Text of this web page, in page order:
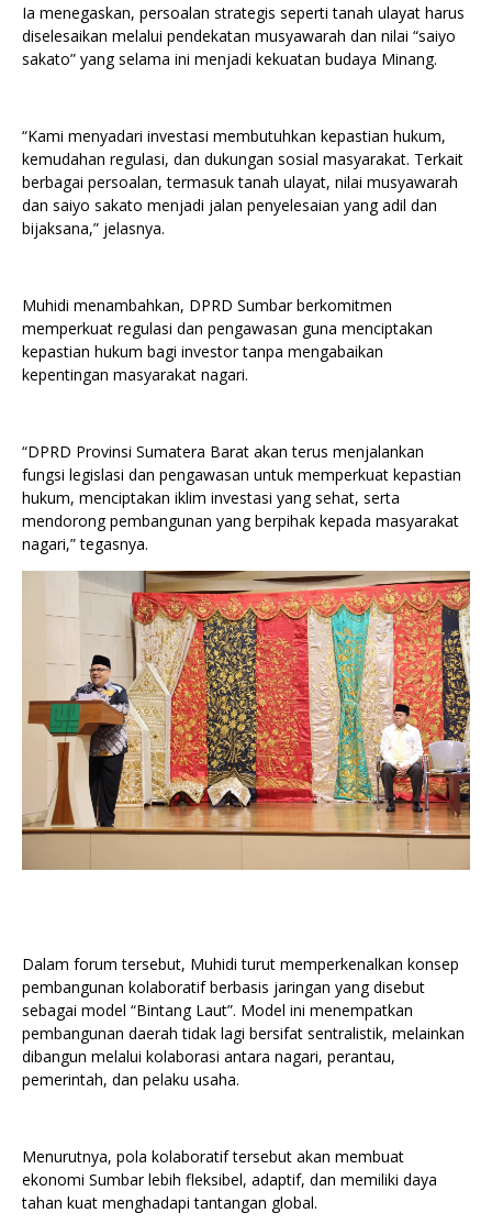
Ia menegaskan, persoalan strategis seperti tanah ulayat harus
diselesaikan melalui pendekatan musyawarah dan nilai “saiyo
sakato” yang selama ini menjadi kekuatan budaya Minang.
“Kami menyadari investasi membutuhkan kepastian hukum,
kemudahan regulasi, dan dukungan sosial masyarakat. Terkait
berbagai persoalan, termasuk tanah ulayat, nilai musyawarah
dan saiyo sakato menjadi jalan penyelesaian yang adil dan
bijaksana,” jelasnya.
Muhidi menambahkan, DPRD Sumbar berkomitmen
memperkuat regulasi dan pengawasan guna menciptakan
kepastian hukum bagi investor tanpa mengabaikan
kepentingan masyarakat nagari.
“DPRD Provinsi Sumatera Barat akan terus menjalankan
fungsi legislasi dan pengawasan untuk memperkuat kepastian
hukum, menciptakan iklim investasi yang sehat, serta
mendorong pembangunan yang berpihak kepada masyarakat
nagari,” tegasnya.
Dalam forum tersebut, Muhidi turut memperkenalkan konsep
pembangunan kolaboratif berbasis jaringan yang disebut
sebagai model “Bintang Laut”. Model ini menempatkan
pembangunan daerah tidak lagi bersifat sentralistik, melainkan
dibangun melalui kolaborasi antara nagari, perantau,
pemerintah, dan pelaku usaha.
Menurutnya, pola kolaboratif tersebut akan membuat
ekonomi Sumbar lebih fleksibel, adaptif, dan memiliki daya
tahan kuat menghadapi tantangan global.